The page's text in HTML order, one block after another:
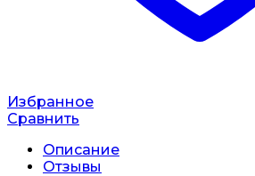
Избранное
Сравнить
Описание
Отзывы